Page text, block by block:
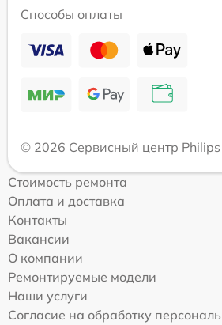
Способы оплаты
© 2026 Сервисный центр Philips
Стоимость ремонта
Оплата и доставка
Контакты
Вакансии
О компании
Ремонтируемые модели
Наши услуги
Согласие на обработку